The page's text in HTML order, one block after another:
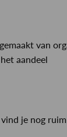
van
aandeel
je nog